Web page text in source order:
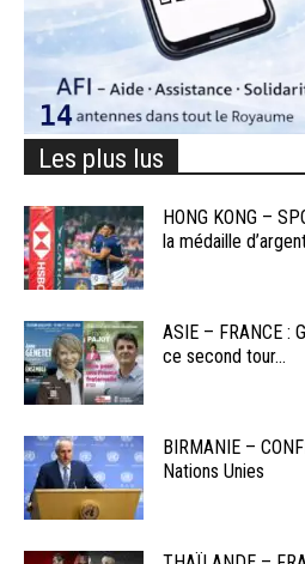
Les plus lus
HONG KONG –
la médaille
ASIE – FRANCE :
ce second tour...
BIRMANIE –
Nations Unies